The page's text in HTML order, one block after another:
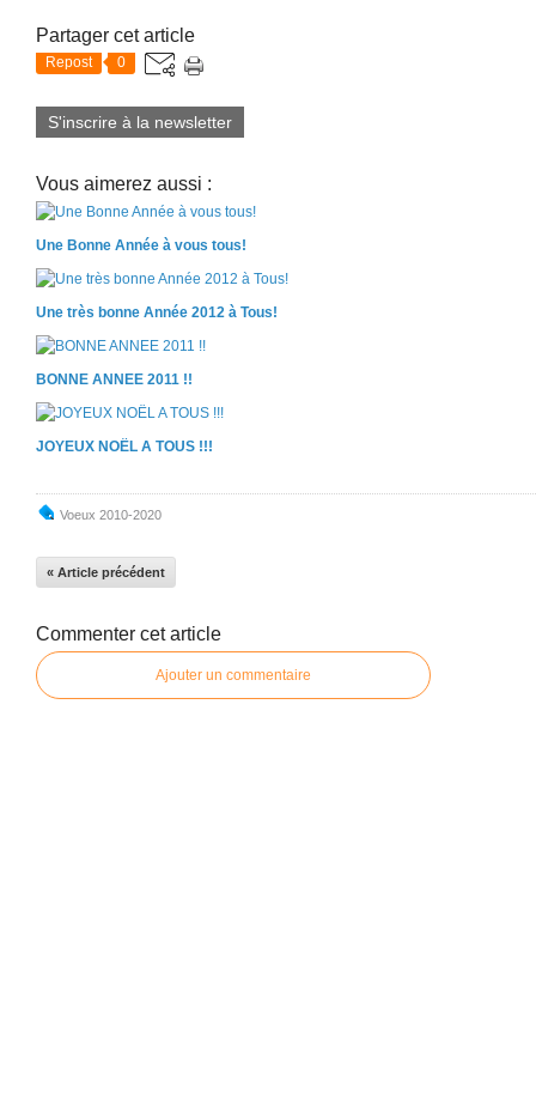
Partager cet article
Repost 0
S'inscrire à la newsletter
Vous aimerez aussi :
Une Bonne Année à vous tous!
Une très bonne Année 2012 à Tous!
BONNE ANNEE 2011 !!
JOYEUX NOËL A TOUS !!!
Voeux 2010-2020
« Article précédent
Commenter cet article
Ajouter un commentaire